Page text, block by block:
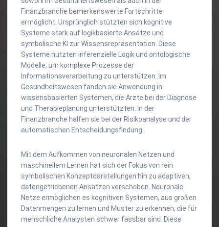
Finanzbranche bemerkenswerte Fortschritte
ermöglicht. Ursprünglich stützten sich kognitive
Systeme stark auf logikbasierte Ansätze und
symbolische KI zur Wissensrepräsentation. Diese
Systeme nutzten inferenzielle Logik und ontologische
Modelle, um komplexe Prozesse der
Informationsverarbeitung zu unterstützen. Im
Gesundheitswesen fanden sie Anwendung in
wissensbasierten Systemen, die Ärzte bei der Diagnose
und Therapieplanung unterstützten. In der
Finanzbranche halfen sie bei der Risikoanalyse und der
automatischen Entscheidungsfindung.
Mit dem Aufkommen von neuronalen Netzen und
maschinellem Lernen hat sich der Fokus von rein
symbolischen Konzeptdarstellungen hin zu adaptiven,
datengetriebenen Ansätzen verschoben. Neuronale
Netze ermöglichen es kognitiven Systemen, aus großen
Datenmengen zu lernen und Muster zu erkennen, die für
menschliche Analysten schwer fassbar sind. Diese